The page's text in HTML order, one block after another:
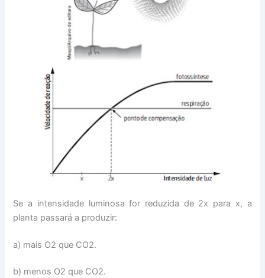
Se a intensidade luminosa for reduzida de 2x para x, a
planta passará a produzir:
a) mais O2 que CO2.
b) menos O2 que CO2.